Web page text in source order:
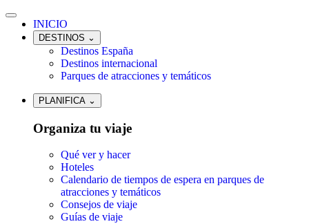
INICIO
DESTINOS ⌄
Destinos España
Destinos internacional
Parques de atracciones y temáticos
PLANIFICA ⌄
Organiza tu viaje
Qué ver y hacer
Hoteles
Calendario de tiempos de espera en parques de
atracciones y temáticos
Consejos de viaje
Guías de viaje